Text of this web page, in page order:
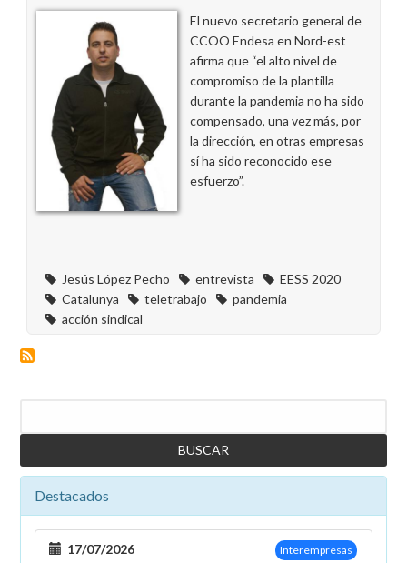
El nuevo secretario general de
CCOO Endesa en Nord-est
afirma que “el alto nivel de
compromiso de la plantilla
durante la pandemia no ha sido
compensado, una vez más, por
la dirección, en otras empresas
sí ha sido reconocido ese
esfuerzo”.
Jesús López Pecho entrevista
EESS 2020
Catalunya
teletrabajo
pandemia
acción sindical
Destacados
Interempresas
17/07/2026